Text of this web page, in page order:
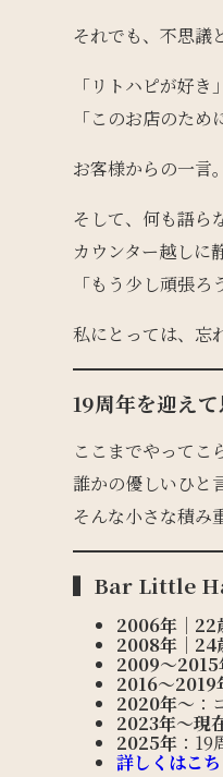
それでも、不思議
「リトハピが好き」
「このお店のため
お客様からの一言。
そして、何も語ら
カウンター越しに
「もう少し頑張ろ
私にとっては、忘
19周年を迎え
ここまでやってこ
誰かの優しいひと
そんな小さな積み
▍Bar Little
2006年｜22
2008年｜24
2009〜2015
2016〜2019
2020年〜
2023年〜現
2025年 ：
詳しくはこ